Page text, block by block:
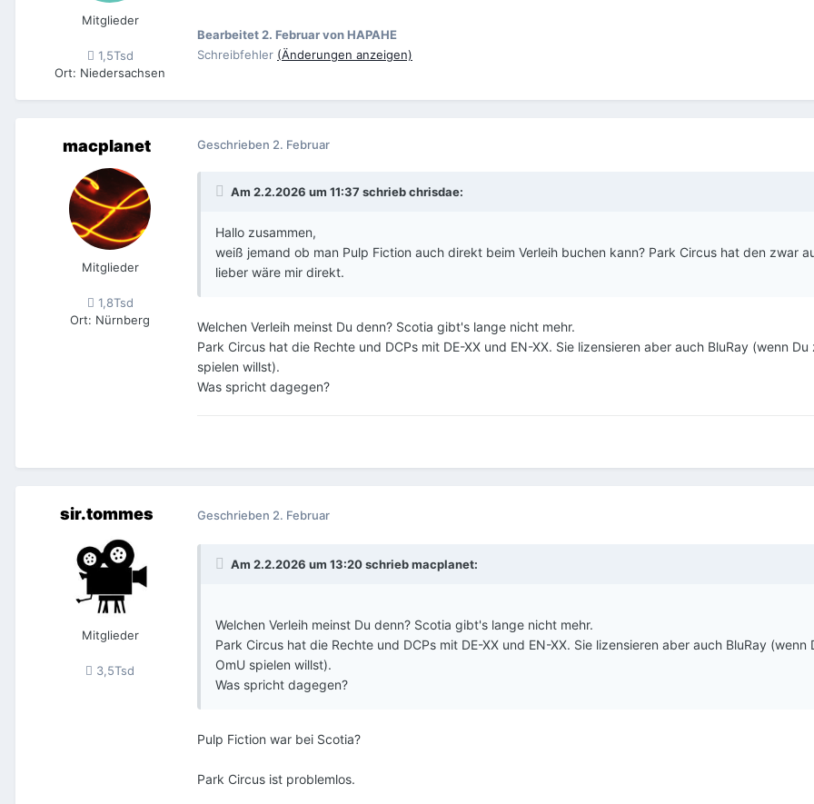
Mitglieder
1,5Tsd
Ort: Niedersachsen
Bearbeitet 2. Februarvon HAPAHE
Schreibfehler (Änderungen anzeigen)
macplanet
Mitglieder
1,8Tsd
Ort: Nürnberg
Geschrieben 2. Februar
Am 2.2.2026 um 11:37 schriebchrisdae:
Hallo zusammen,
weiß jemand ob man Pulp Fiction auch direkt beim Verleih buchen kann? Park Circus hat den zwar
lieber wäre mir direkt.
Welchen Verleih meinst Du denn? Scotia gibt's lange nicht mehr.
Park Circus hat die Rechte und DCPs mit DE-XX und EN-XX. Sie lizensieren aber auch BluRay (wenn Du
spielen willst).
Was spricht dagegen?
sir.tommes
Mitglieder
3,5Tsd
Geschrieben 2. Februar
Am 2.2.2026 um 13:20 schriebmacplanet:
Welchen Verleih meinst Du denn? Scotia gibt's lange nicht mehr.
Park Circus hat die Rechte und DCPs mit DE-XX und EN-XX. Sie lizensieren aber auch BluRay (wenn
OmU spielen willst).
Was spricht dagegen?
Pulp Fiction war bei Scotia?
Park Circus ist problemlos.